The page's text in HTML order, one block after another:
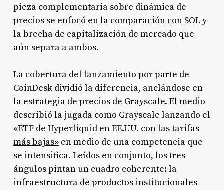
pieza complementaria sobre dinámica de
precios se enfocó en la comparación con SOL y
la brecha de capitalización de mercado que
aún separa a ambos.
La cobertura del lanzamiento por parte de
CoinDesk dividió la diferencia, anclándose en
la estrategia de precios de Grayscale. El medio
describió la jugada como Grayscale lanzando el
«ETF de Hyperliquid en EE.UU. con las tarifas
más bajas»en medio de una competencia que
se intensifica. Leídos en conjunto, los tres
ángulos pintan un cuadro coherente: la
infraestructura de productos institucionales